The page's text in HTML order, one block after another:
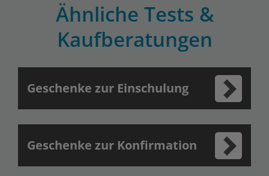
Ähnliche Tests &
Kaufberatungen
Geschenke zur Einschulung
Geschenke zur Konfirmation